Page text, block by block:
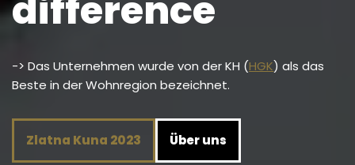
difference
-> Das Unternehmen wurde von der KH (HGK) als das
Beste in der Wohnregion bezeichnet.
Zlatna Kuna 2023 Über uns